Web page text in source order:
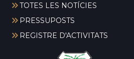
TOTES LES NOTÍCIES
PRESSUPOSTS
REGISTRE D'ACTIVITATS